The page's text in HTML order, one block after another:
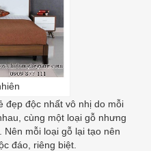
đẹp độc nhất vô nhị do mỗi
cùng một loại gỗ nhưng
Nên mỗi loại gỗ lại tạo nên
đáo, riêng biệt.